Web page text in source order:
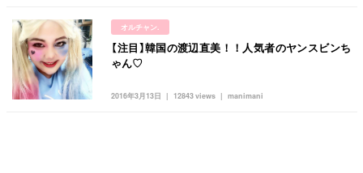
オルチャン.
2016年3月13日 manimani
12843 views
【注目】韓国の渡辺直美！！人気者のヤンスビンち
ゃん♡